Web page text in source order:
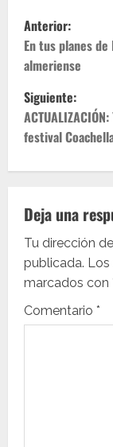
N
a
v
e
g
c
i
ó
n
Anterior:
En tus planes
almeriense
Siguiente:
festival
Deja una
Tu dirección
publicada. Los
marcados con
Comentario *